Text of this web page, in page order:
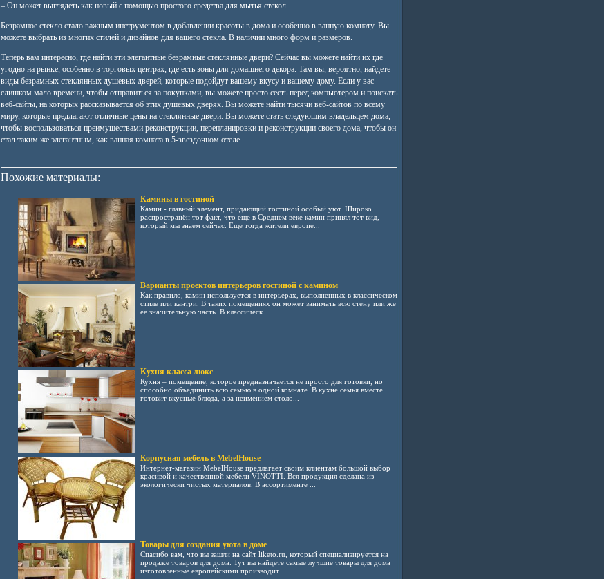
– Он может выглядеть как новый с помощью простого средства для мытья стекол.
Безрамное стекло стало важным инструментом в добавлении красоты в дома и особенно в ванную комнату. Вы
можете выбрать из многих стилей и дизайнов для вашего стекла. В наличии много форм и размеров.
Теперь вам интересно, где найти эти элегантные безрамные стеклянные двери? Сейчас вы можете найти их где
угодно на рынке, особенно в торговых центрах, где есть зоны для домашнего декора. Там вы, вероятно, найдете
виды безрамных стеклянных душевых дверей, которые подойдут вашему вкусу и вашему дому. Если у вас
слишком мало времени, чтобы отправиться за покупками, вы можете просто сесть перед компьютером и поискать
веб-сайты, на которых рассказывается об этих душевых дверях. Вы можете найти тысячи веб-сайтов по всему
миру, которые предлагают отличные цены на стеклянные двери. Вы можете стать следующим владельцем дома,
чтобы воспользоваться преимуществами реконструкции, перепланировки и реконструкции своего дома, чтобы он
стал таким же элегантным, как ванная комната в 5-звездочном отеле.
Похожие материалы:
Камины в гостиной
Камин - главный элемент, придающий гостиной особый уют. Широко
распространён тот факт, что еще в Среднем веке камин принял тот вид,
который мы знаем сейчас. Еще тогда жители европе...
Варианты проектов интерьеров гостиной с камином
Как правило, камин используется в интерьерах, выполненных в классическом
стиле или кантри. В таких помещениях он может занимать всю стену или же
ее значительную часть. В классическ...
Кухня класса люкс
Кухня – помещение, которое предназначается не просто для готовки, но
способно объединить всю семью в одной комнате. В кухне семья вместе
готовит вкусные блюда, а за неимением столо...
Корпусная мебель в MebelHouse
Интернет-магазин MebelHouse предлагает своим клиентам большой выбор
красивой и качественной мебели VINOTTI. Вся продукция сделана из
экологически чистых материалов. В ассортименте ...
Товары для создания уюта в доме
Спасибо вам, что вы зашли на сайт liketo.ru, который специализируется на
продаже товаров для дома. Тут вы найдете самые лучшие товары для дома
изготовленные европейскими производит...